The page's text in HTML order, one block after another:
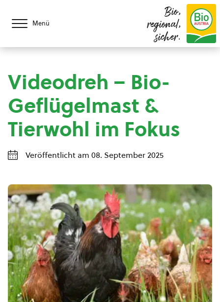
Menü
Bio,
regional,
sicher.
Videodreh – Bio-
Geflügelmast &
Tierwohl im Fokus
Veröffentlicht am 08. September 2025